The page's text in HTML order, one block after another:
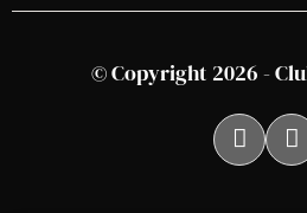
© Copyright 2026 -